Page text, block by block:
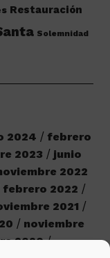
Restauración
Solemnidad
2024
febrero
2023
junio
2022
febrero 2022
2021
noviembre
2020